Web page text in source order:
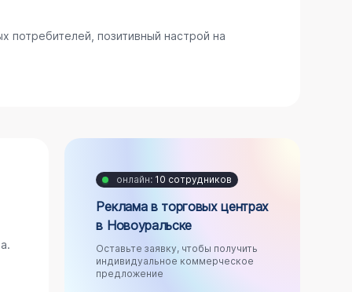
позитивный настрой на
онлайн: 10 сотрудников
Реклама в торговых центрах
в Новоуральске
Оставьте заявку, чтобы получить
индивидуальное коммерческое
предложение